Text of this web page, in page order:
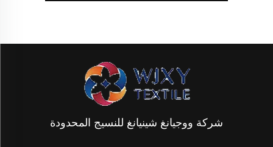
شركة ووجيانغ شينيانغ للنسيج المحدودة